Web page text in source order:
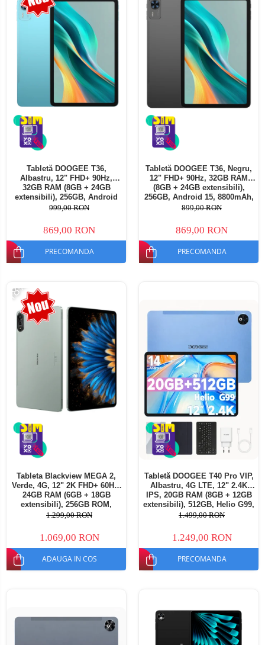
Tabletă DOOGEE T36,
Albastru, 12" FHD+ 90Hz,
32GB RAM (8GB + 24GB
extensibili), 256GB, Android
15, 8800mAh, Dual SIM
999,00 RON
869,00 RON
PRECOMANDA
Tabletă DOOGEE T36, Negru,
12" FHD+ 90Hz, 32GB RAM
(8GB + 24GB extensibili),
256GB, Android 15, 8800mAh,
Dual SIM
899,00 RON
869,00 RON
PRECOMANDA
-18%
Tableta Blackview MEGA 2,
Verde, 4G, 12" 2K FHD+ 60Hz,
24GB RAM (6GB + 18GB
extensibili), 256GB ROM,
Android 15, Unisoc T615,
Stylus, Face Unlock, Dual SIM
1.299,00 RON
1.069,00 RON
ADAUGA IN COS
Tabletă DOOGEE T40 Pro VIP,
Albastru, 4G LTE, 12" 2.4K
IPS, 20GB RAM (8GB + 12GB
extensibili), 512GB, Helio G99,
10800mAh, 33W, Android 14,
1.499,00 RON
1.249,00 RON
PRECOMANDA